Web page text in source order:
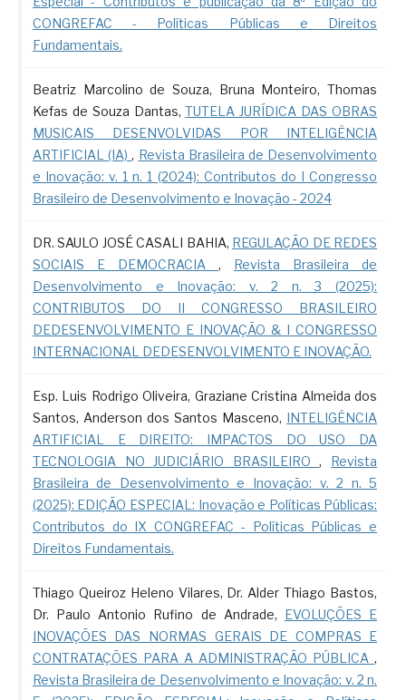
CONGREFAC - Políticas Públicas e Direitos
Fundamentais.
Beatriz Marcolino de Souza, Bruna Monteiro, Thomas
Kefas de Souza Dantas,TUTELA JURÍDICA DAS OBRAS
MUSICAIS DESENVOLVIDAS POR INTELIGÊNCIA
ARTIFICIAL (IA), Revista Brasileira de Desenvolvimento
e Inovação: v. 1 n. 1 (2024): Contributos do I Congresso
Brasileiro de Desenvolvimento e Inovação - 2024
DR. SAULO JOSÉ CASALI BAHIA, REGULAÇÃO DE REDES
SOCIAIS E DEMOCRACIA , Revista Brasileira de
Desenvolvimento e Inovação: v. 2 n. 3 (2025):
CONTRIBUTOS DO II CONGRESSO BRASILEIRO
DEDESENVOLVIMENTO E INOVAÇÃO & I CONGRESSO
INTERNACIONAL DEDESENVOLVIMENTO E INOVAÇÃO.
Esp. Luis Rodrigo Oliveira, Graziane Cristina Almeida dos
Santos, Anderson dos Santos Masceno, INTELIGÊNCIA
ARTIFICIAL E DIREITO: IMPACTOS DO USO DA
TECNOLOGIA NO JUDICIÁRIO BRASILEIRO, Revista
Brasileira de Desenvolvimento e Inovação: v. 2 n. 5
(2025): EDIÇÃO ESPECIAL: Inovação e Políticas Públicas:
Contributos do IX CONGREFAC - Políticas Públicas e
Direitos Fundamentais.
Thiago Queiroz Heleno Vilares, Dr. Alder Thiago Bastos,
Dr. Paulo Antonio Rufino de Andrade, EVOLUÇÕES E
INOVAÇÕES DAS NORMAS GERAIS DE COMPRAS E
CONTRATAÇÕES PARA A ADMINISTRAÇÃO PÚBLICA,
Revista Brasileira de Desenvolvimento e Inovação: v. 2 n.